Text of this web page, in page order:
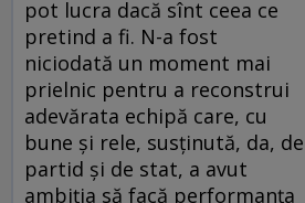
pot lucra dacă sînt ceea ce
pretind a fi. N-a fost
niciodată un moment mai
prielnic pentru a reconstrui
adevărata echipă care, cu
bune şi rele, susţinută, da, de
partid şi de stat, a avut
ambiţia să facă performanţa